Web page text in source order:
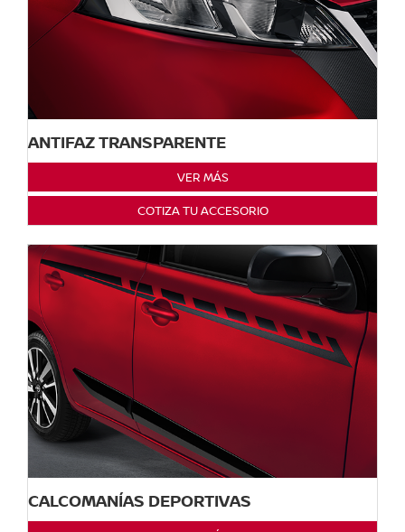
ANTIFAZ TRANSPARENTE
VER MÁS
COTIZA TU ACCESORIO
CALCOMANÍAS DEPORTIVAS